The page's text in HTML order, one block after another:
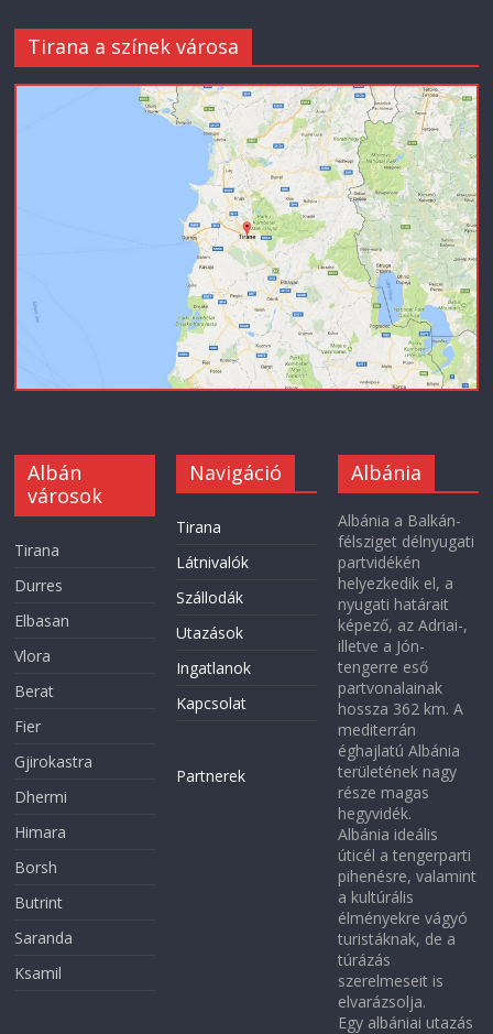
Tirana a színek városa
Albán
városok
Tirana
Durres
Elbasan
Vlora
Berat
Fier
Gjirokastra
Dhermi
Himara
Borsh
Butrint
Saranda
Ksamil
Navigáció
Tirana
Látnivalók
Szállodák
Utazások
Ingatlanok
Kapcsolat
Partnerek
Albánia
Albánia a Balkán-
félsziget délnyugati
partvidékén
helyezkedik el, a
nyugati határait
képező, az Adriai-,
illetve a Jón-
tengerre eső
partvonalainak
hossza 362 km. A
mediterrán
éghajlatú Albánia
területének nagy
része magas
hegyvidék.
Albánia ideális
úticél a tengerparti
pihenésre, valamint
a kultúrális
élményekre vágyó
turistáknak, de a
túrázás
szerelmeseit is
elvarázsolja.
Egy albániai utazás